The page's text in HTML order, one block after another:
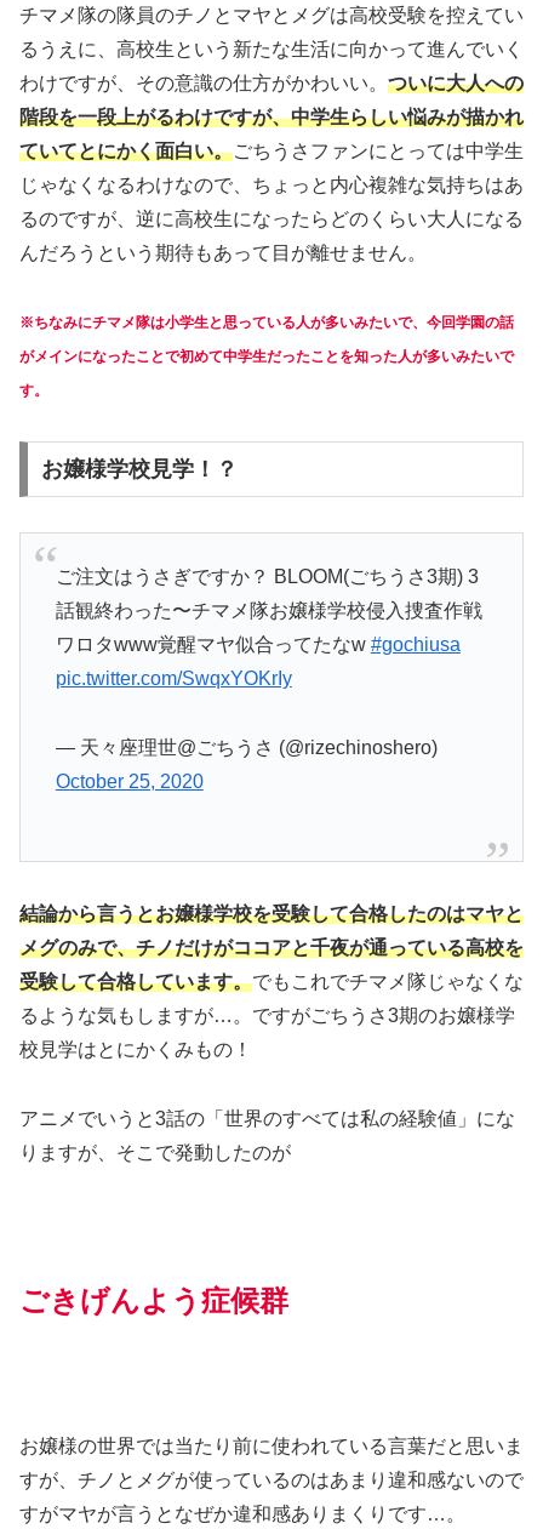
チマメ隊の隊員のチノとマヤとメグは高校受験を控えてい
るうえに、高校生という新たな生活に向かって進んでいく
わけですが、その意識の仕方がかわいい。 ついに大人への
階段を一段上がるわけですが、中学生らしい悩みが描かれ
ていてとにかく面白い。ごちうさファンにとっては中学生
じゃなくなるわけなので、ちょっと内心複雑な気持ちはあ
るのですが、逆に高校生になったらどのくらい大人になる
んだろうという期待もあって目が離せません。
※ちなみにチマメ隊は小学生と思っている人が多いみたいで、今回学園の話
がメインになったことで初めて中学生だったことを知った人が多いみたいで
す。
お嬢様学校見学！？
ご注文はうさぎですか？ BLOOM(ごちうさ3期) 3
話観終わった〜チマメ隊お嬢様学校侵入捜査作戦
ワロタwww覚醒マヤ似合ってたなw #gochiusa
pic.twitter.com/SwqxYOKrIy
— 天々座理世@ごちうさ (@rizechinoshero)
October 25, 2020
結論から言うとお嬢様学校を受験して合格したのはマヤと
メグのみで、チノだけがココアと千夜が通っている高校を
受験して合格しています。でもこれでチマメ隊じゃなくな
るような気もしますが…。ですがごちうさ3期のお嬢様学
校見学はとにかくみもの！
アニメでいうと3話の「世界のすべては私の経験値」にな
りますが、そこで発動したのが
ごきげんよう症候群
お嬢様の世界では当たり前に使われている言葉だと思いま
すが、チノとメグが使っているのはあまり違和感ないので
すがマヤが言うとなぜか違和感ありまくりです…。